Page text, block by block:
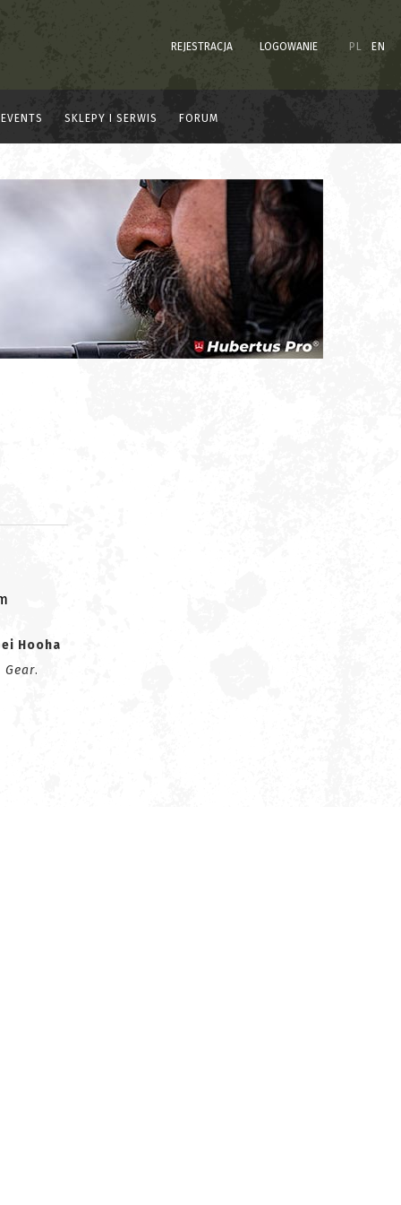
REJESTRACJA LOGOWANIE PL EN
EVENTS SKLEPY I SERWIS FORUM
Hooha
Gear.